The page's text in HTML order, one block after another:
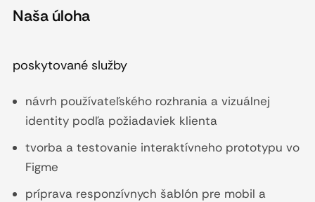
Naša úloha
poskytované služby
návrh používateľského rozhrania a vizuálnej
identity podľa požiadaviek klienta
tvorba a testovanie interaktívneho prototypu vo
Figme
príprava responzívnych šablón pre mobil a